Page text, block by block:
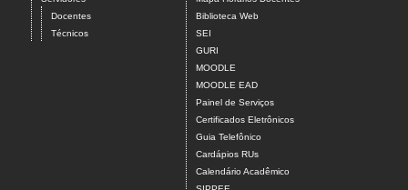
Docentes
Técnicos
Biblioteca Web
SEI
GURI
MOODLE
MOODLE EAD
Painel de Serviços
Certificados Eletrônicos
Guia Telefônico
Cardápios RUs
Calendário Acadêmico